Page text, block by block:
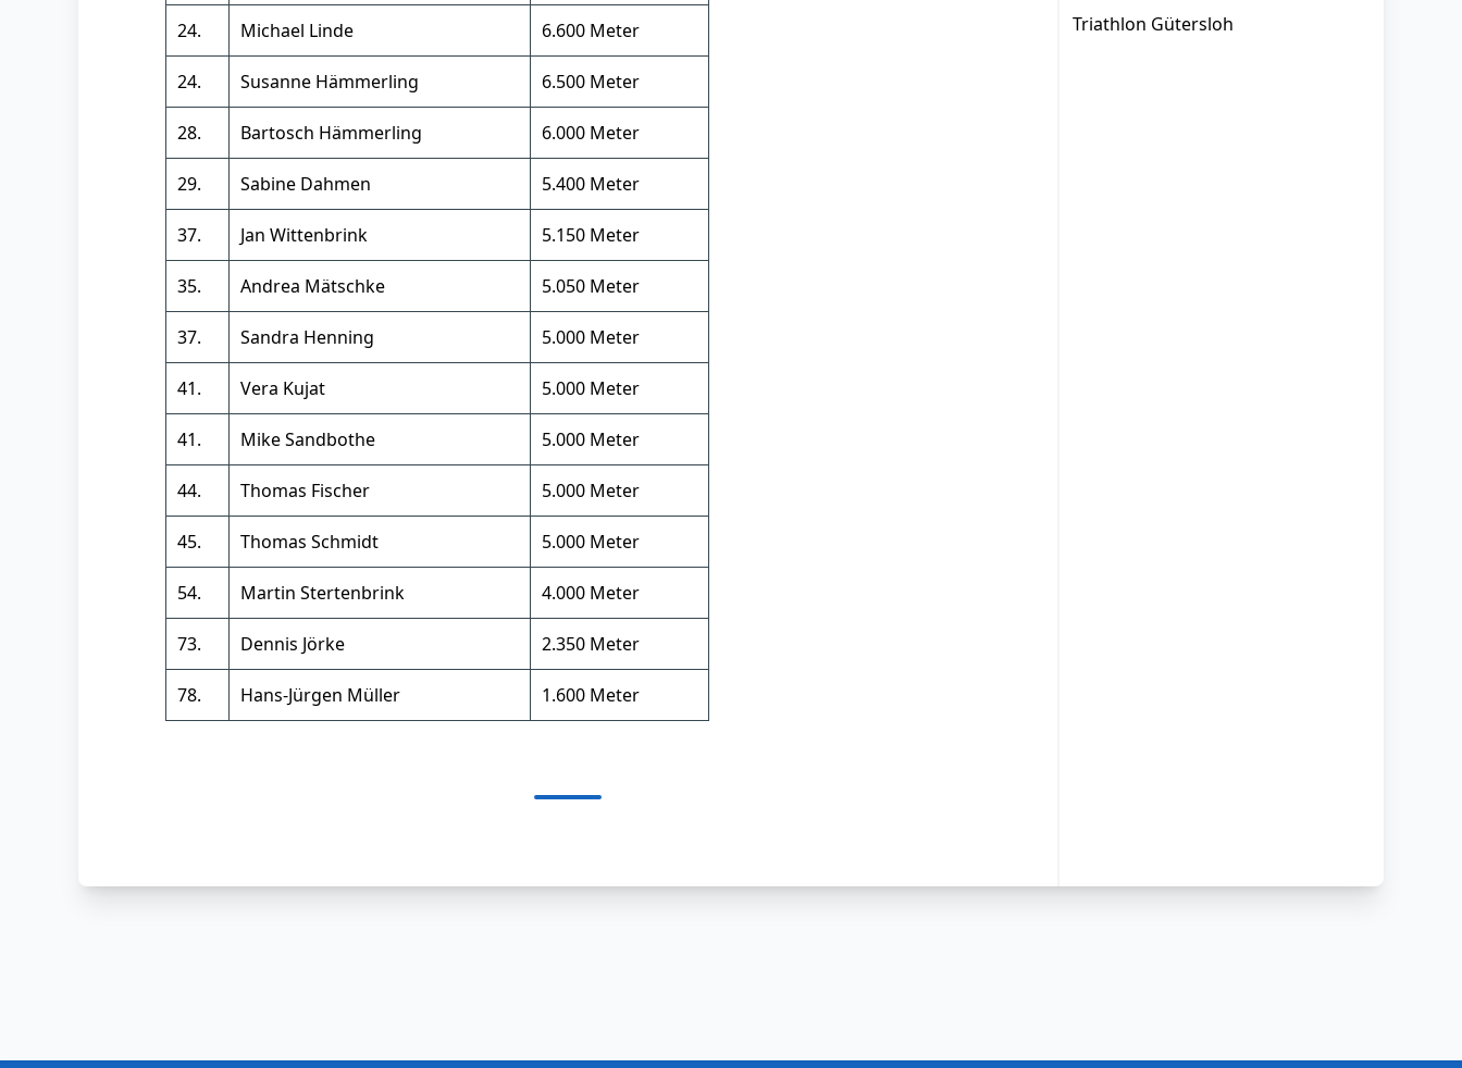
24. Michael Linde 6.600 Meter
24. Susanne Hämmerling 6.500 Meter
28. Bartosch Hämmerling 6.000 Meter
29. Sabine Dahmen 5.400 Meter
37. Jan Wittenbrink 5.150 Meter
35. Andrea Mätschke 5.050 Meter
37. Sandra Henning 5.000 Meter
41. Vera Kujat 5.000 Meter
41. Mike Sandbothe 5.000 Meter
44. Thomas Fischer 5.000 Meter
45. Thomas Schmidt 5.000 Meter
54. Martin Stertenbrink 4.000 Meter
73. Dennis Jörke 2.350 Meter
78. Hans-Jürgen Müller 1.600 Meter
Triathlon Gütersloh